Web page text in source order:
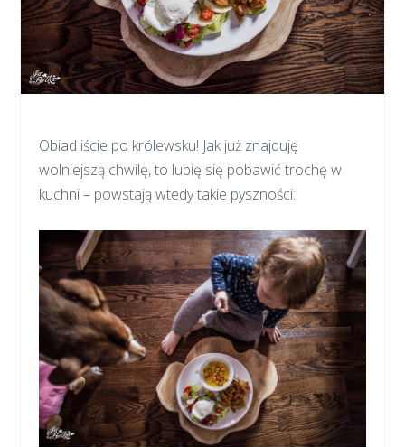
Obiad iście po królewsku! Jak już znajduję
wolniejszą chwilę, to lubię się pobawić trochę w
kuchni – powstają wtedy takie pyszności: